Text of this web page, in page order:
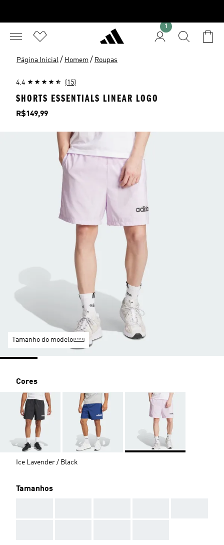
Página Inicial / Homem / Roupas
4.4 (15)
SHORTS ESSENTIALS LINEAR LOGO
Preço
R$149,99
Tamanho do modelo
Cores
Ice Lavender / Black
Tamanhos